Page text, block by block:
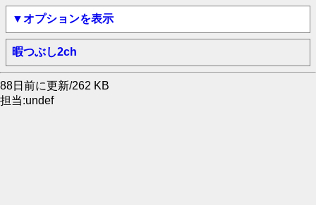
▼オプションを表示
暇つぶし2ch
88日前に更新/262 KB
担当:undef